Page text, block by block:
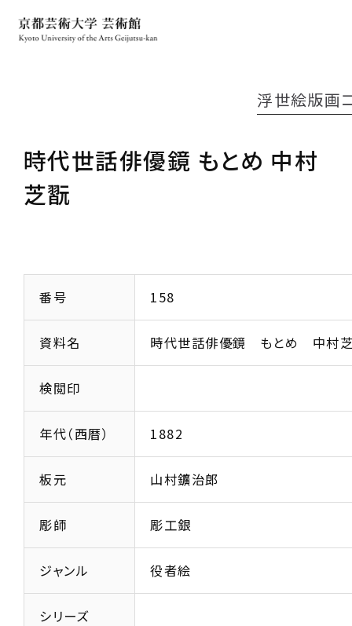
時代世話俳優鏡 もとめ 中村
芝翫
浮世絵版画
番号 158
資料名 時代世話俳優鏡 もとめ 中村
検閲印
年代（西暦） 1882
板元 山村鑛治郎
彫師 彫工銀
ジャンル 役者絵
シリーズ